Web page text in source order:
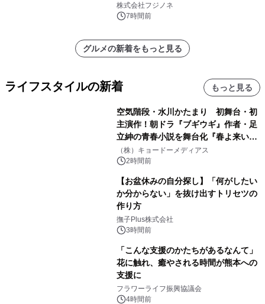
株式会社フジノネ
7時間前
グルメの新着をもっと見る
ライフスタイルの新着 もっと見る
空気階段・水川かたまり 初舞台・初
主演作！朝ドラ『ブギウギ』作者・足
立紳の青春小説を舞台化『春よ来い、
マジで来い』キービジュアル解禁！
（株）キョードーメディアス
2時間前
【お盆休みの自分探し】「何がしたい
か分からない」を抜け出すトリセツの
作り方
撫子Plus株式会社
3時間前
「こんな支援のかたちがあるなんて」
花に触れ、癒やされる時間が熊本への
支援に
フラワーライフ振興協議会
4時間前